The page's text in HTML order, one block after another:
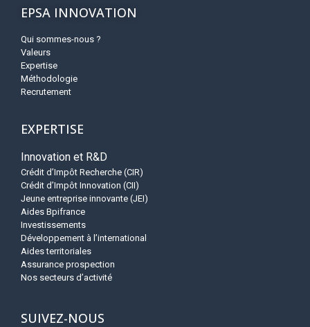
EPSA INNOVATION
Qui sommes-nous ?
Valeurs
Expertise
Méthodologie
Recrutement
EXPERTISE
Innovation et R&D
Crédit d’Impôt Recherche (CIR)
Crédit d’Impôt Innovation (CII)
Jeune entreprise innovante (JEI)
Aides Bpifrance
Investissements
Développement à l’international
Aides territoriales
Assurance prospection
Nos secteurs d’activité
SUIVEZ-NOUS